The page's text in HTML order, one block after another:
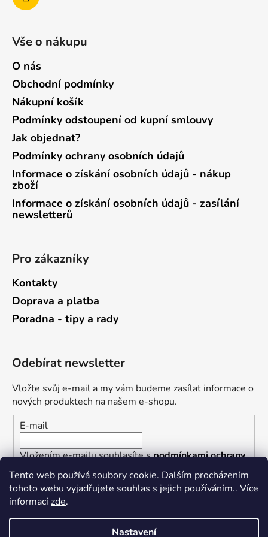
Tento web používá soubory cookie. Dalším procházením
tohoto webu vyjadřujete souhlas s jejich používáním.. Více
informacízde.
Nastavení
Vše o nákupu
O nás
Obchodní podmínky
Nákupní košík
Podmínky odstoupení od kupní smlouvy
Jak objednat?
Podmínky ochrany osobních údajů
Informace o získání osobních údajů - nákup
zboží
Informace o získání osobních údajů - zasílání
newsletterů
Pro zákazníky
Kontakty
Doprava a platba
Poradna - tipy a rady
Odebírat newsletter
Vložte svůj e-mail a my vám budeme zasílat informace o
nových produktech na našem e-shopu.
E-mail
Vložením e-mailu souhlasíte spodmínkami ochrany
osobních údajů
PŘIHLÁSIT SE